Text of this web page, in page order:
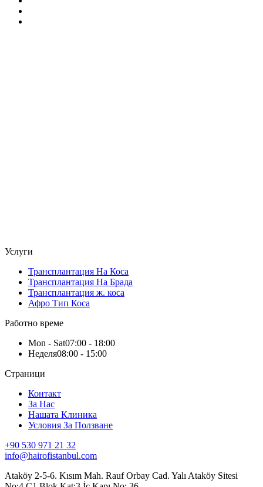
Услуги
Трансплантация На Коса
Трансплантация На Брада
Трансплантация ж. коса
Афро Тип Коса
Работно време
Mon - Sat07:00 - 18:00
Неделя08:00 - 15:00
Страници
Контакт
За Нас
Нашата Клиника
Условия За Ползване
+90 530 971 21 32
info@hairofistanbul.com
Ataköy 2-5-6. Kısım Mah. Rauf Orbay Cad. Yalı Ataköy Sitesi